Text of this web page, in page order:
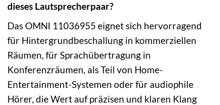
dieses Lautsprecherpaar?
Das OMNI 11036955 eignet sich hervorragend
für Hintergrundbeschallung in kommerziellen
Räumen, für Sprachübertragung in
Konferenzräumen, als Teil von Home-
Entertainment-Systemen oder für audiophile
Hörer, die Wert auf präzisen und klaren Klang